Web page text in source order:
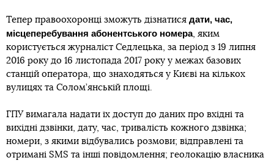
Тепер правоохоронці зможуть дізнатися дати, час,
місцеперебування абонентського номера, яким
користується журналіст Седлецька, за період з 19 липня
2016 року до 16 листопада 2017 року у межах базових
станцій оператора, що знаходяться у Києві на кількох
вулицях та Солом’янській площі.
ГПУ вимагала надати їх доступ до даних про вхідні та
вихідні дзвінки, дату, час, тривалість кожного дзвінка;
номери, з якими відбувались розмови; відправлені та
отримані SMS та інші повідомлення; геолокацію власника